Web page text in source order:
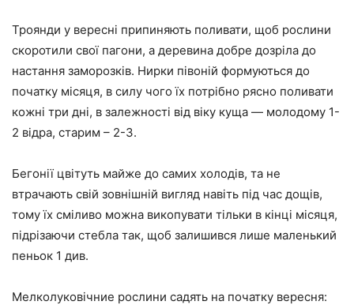
Троянди у вересні припиняють поливати, щоб рослини
скоротили свої пагони, а деревина добре дозріла до
настання заморозків. Нирки півоній формуються до
початку місяця, в силу чого їх потрібно рясно поливати
кожні три дні, в залежності від віку куща — молодому 1-
2 відра, старим – 2-3.
Бегонії цвітуть майже до самих холодів, та не
втрачають свій зовнішній вигляд навіть під час дощів,
тому їх сміливо можна викопувати тільки в кінці місяця,
підрізаючи стебла так, щоб залишився лише маленький
пеньок 1 див.
Мелколуковічние рослини садять на початку вересня: